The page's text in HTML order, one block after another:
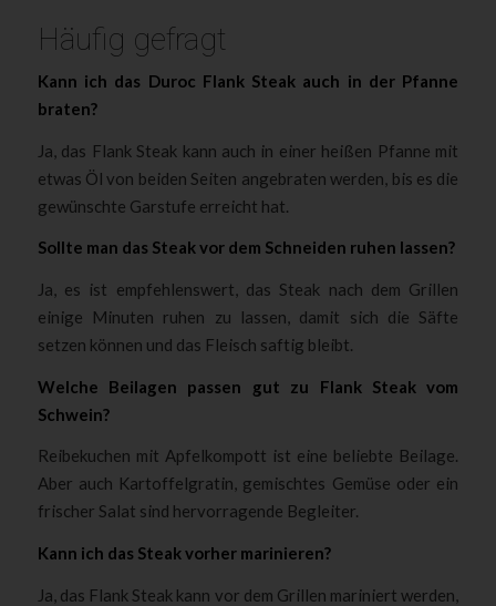
Häufig gefragt
Kann ich das Duroc Flank Steak auch in der Pfanne
braten?
Ja, das Flank Steak kann auch in einer heißen Pfanne mit
etwas Öl von beiden Seiten angebraten werden, bis es die
gewünschte Garstufe erreicht hat.
Sollte man das Steak vor dem Schneiden ruhen lassen?
Ja, es ist empfehlenswert, das Steak nach dem Grillen
einige Minuten ruhen zu lassen, damit sich die Säfte
setzen können und das Fleisch saftig bleibt.
Welche Beilagen passen gut zu Flank Steak vom
Schwein?
Reibekuchen mit Apfelkompott ist eine beliebte Beilage.
Aber auch Kartoffelgratin, gemischtes Gemüse oder ein
frischer Salat sind hervorragende Begleiter.
Kann ich das Steak vorher marinieren?
Ja, das Flank Steak kann vor dem Grillen mariniert werden,